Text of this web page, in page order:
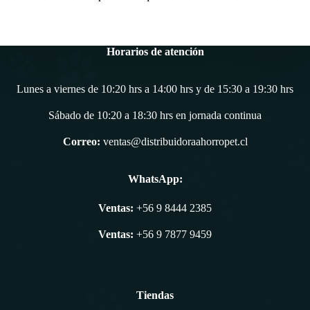
Horarios de atención
Lunes a viernes de 10:20 hrs a 14:00 hrs y de 15:30 a 19:30 hrs
Sábado de 10:20 a 18:30 hrs en jornada continua
Correo: ventas@distribuidoraahorropet.cl
WhatsApp:
Ventas: +56 9 8444 2385
Ventas: +56 9 7877 9459
Tiendas